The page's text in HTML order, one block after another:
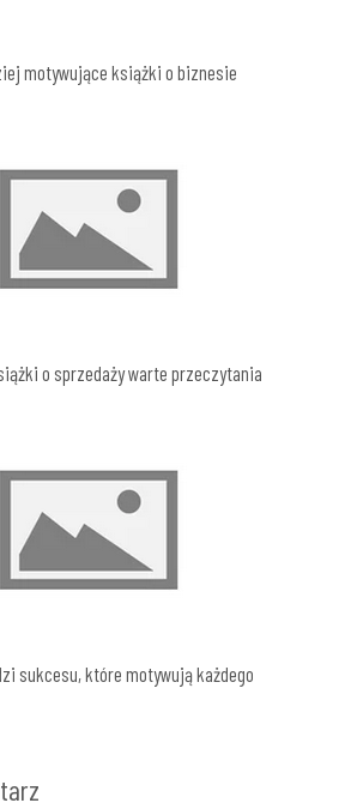
motywujące książki o biznesie
o sprzedaży warte przeczytania
sukcesu, które motywują każdego